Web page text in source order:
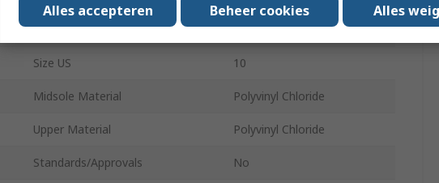
Safety Toe Type Steel
Size US 10
Midsole Material Polyvinyl Chloride
Upper Material Polyvinyl Chloride
Standards/Approvals No
Alles accepteren Beheer cookies Alles